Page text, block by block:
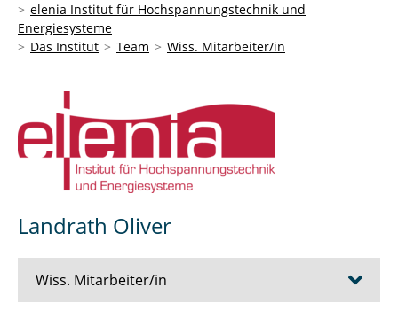
elenia Institut für Hochspannungstechnik und
Energiesysteme
Das Institut
Team Wiss. Mitarbeiter/in
Landrath Oliver
Wiss. Mitarbeiter/in